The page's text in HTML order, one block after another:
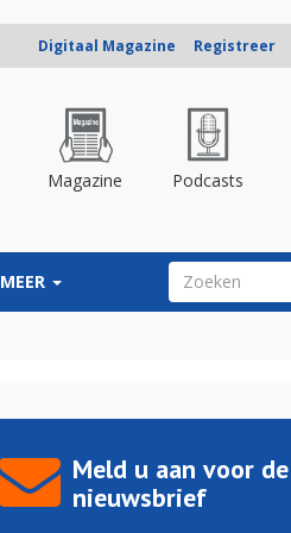
Digitaal Magazine Registreer
Magazine Podcasts
MEER ZOEKVELD
Meld u aan voor de
nieuwsbrief